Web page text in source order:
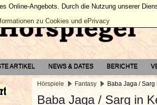
ARTIKEL NEWS & DATES BERICHTE
Hörspiele Fantasy Baba Jaga /
Baba Jaga / Sarg in
Online-Angebots. Durch die Nutzung unserer
zu Cookies und ePrivacy